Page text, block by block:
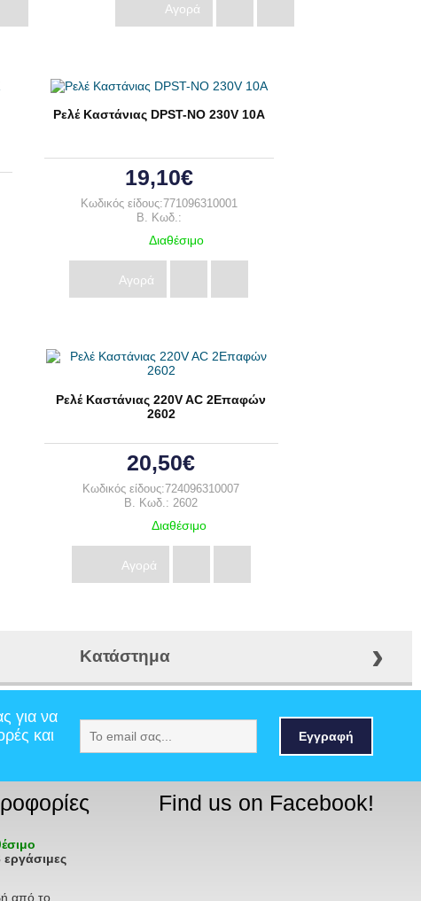
Αγορά
Ρελέ Καστάνιας DPST-NO 230V 10A
19,10€
Κωδικός είδους:771096310001
B. Κωδ.:
Διαθέσιμο
Αγορά
Ρελέ Καστάνιας 220V AC 2Επαφών
2602
20,50€
Κωδικός είδους:724096310007
B. Κωδ.: 2602
Διαθέσιμο
Αγορά
Κατάστημα ›
για να
και
Εγγραφή
εργάσιμες
από το
Find us on Facebook!